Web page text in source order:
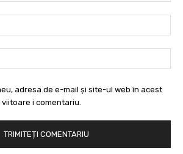
adresa de e-mail și site-ul web în acest
i comentariu.